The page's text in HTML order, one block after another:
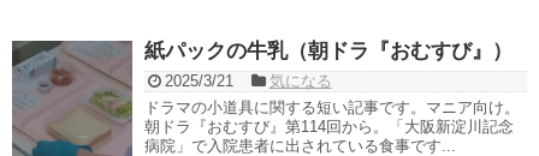
紙パックの牛乳（朝ドラ『おむすび』）
2025/3/21
気になる
ドラマの小道具に関する短い記事です。マニア向け。
朝ドラ『おむすび』第114回から。「大阪新淀川記念
病院」で入院患者に出されている食事です...